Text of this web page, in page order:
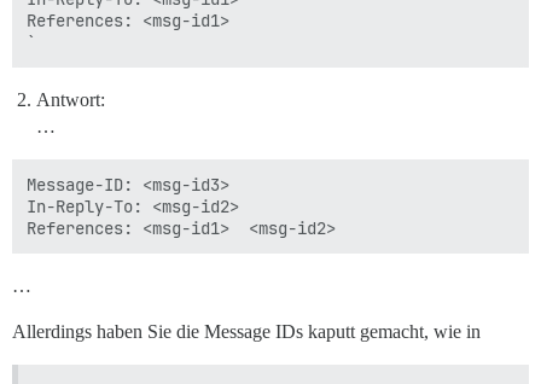
References: <msg-id1>
Antwort:
…
Message-ID: <msg-id3>
In-Reply-To: <msg-id2>
…
Allerdings haben Sie die Message IDs kaputt gemacht, wie in